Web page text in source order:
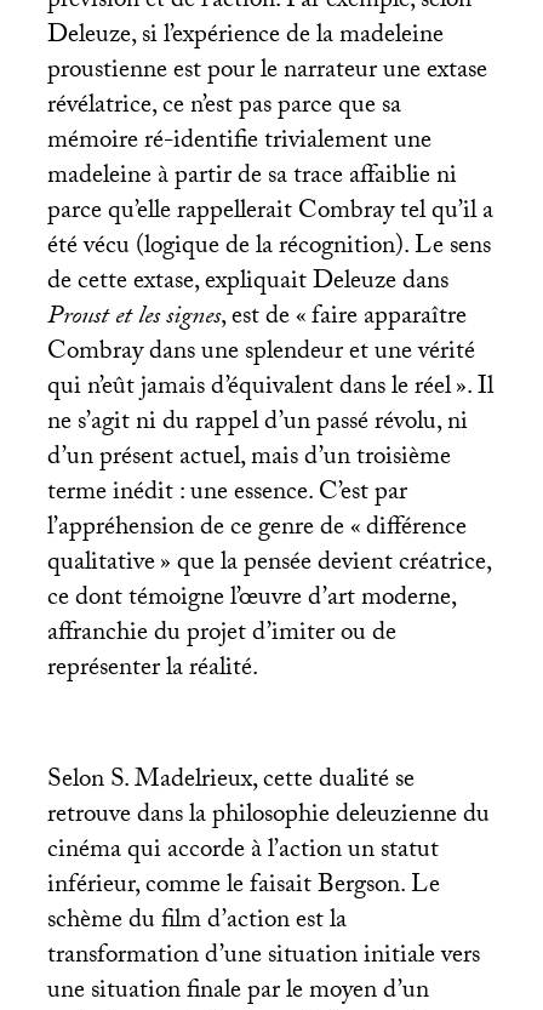
Deleuze, si l’expérience de la madeleine
proustienne est pour le narrateur une extase
révélatrice, ce n’est pas parce que sa
mémoire ré-identifie trivialement une
madeleine à partir de sa trace affaiblie ni
parce qu’elle rappellerait Combray tel qu’il a
été vécu (logique de la récognition). Le sens
de cette extase, expliquait Deleuze dans
Proust et les signes, est de «faire apparaître
Combray dans une splendeur et une vérité
qui n’eût jamais d’équivalent dans le réel». Il
ne s’agit ni du rappel d’un passé révolu, ni
d’un présent actuel, mais d’un troisième
terme inédit : une essence. C’est par
l’appréhension de ce genre de «différence
qualitative» que la pensée devient créatrice,
ce dont témoigne l’œuvre d’art moderne,
affranchie du projet d’imiter ou de
représenter la réalité.
Selon S. Madelrieux, cette dualité se
retrouve dans la philosophie deleuzienne du
cinéma qui accorde à l’action un statut
inférieur, comme le faisait Bergson. Le
schème du film d’action est la
transformation d’une situation initiale vers
une situation finale par le moyen d’un